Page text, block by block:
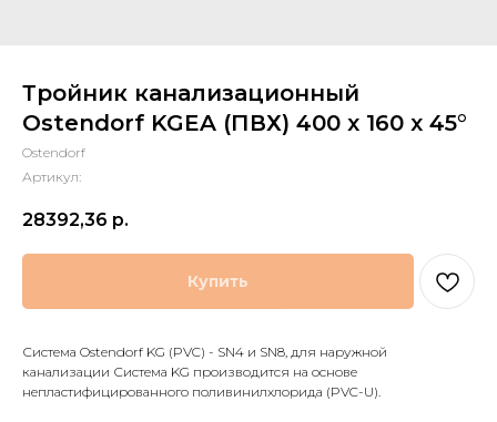
Тройник канализационный
Ostendorf KGEA (ПВХ) 400 x 160 x 45°
Ostendorf
Артикул:
28392,36 р.
Купить
Система Ostendorf KG (PVC) - SN4 и SN8, для наружной
канализации Система KG производится на основе
непластифицированного поливинилхлорида (PVC-U).